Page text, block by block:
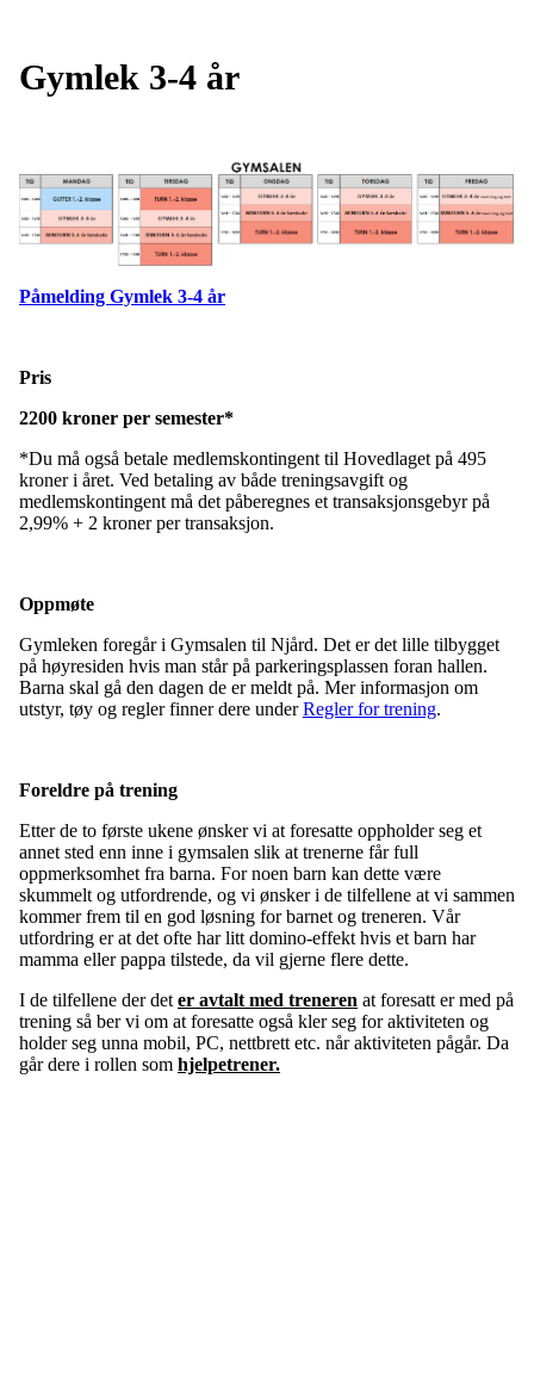
Gymlek 3-4 år
Påmelding Gymlek 3-4 år
Pris
2200 kroner per semester*
*Du må også betale medlemskontingent til Hovedlaget på 495
kroner i året. Ved betaling av både treningsavgift og
medlemskontingent må det påberegnes et transaksjonsgebyr på
2,99% + 2 kroner per transaksjon.
Oppmøte
Gymleken foregår i Gymsalen til Njård. Det er det lille tilbygget
på høyresiden hvis man står på parkeringsplassen foran hallen.
Barna skal gå den dagen de er meldt på. Mer informasjon om
utstyr, tøy og regler finner dere underRegler for trening.
Foreldre på trening
Etter de to første ukene ønsker vi at foresatte oppholder seg et
annet sted enn inne i gymsalen slik at trenerne får full
oppmerksomhet fra barna. For noen barn kan dette være
skummelt og utfordrende, og vi ønsker i de tilfellene at vi sammen
kommer frem til en god løsning for barnet og treneren. Vår
utfordring er at det ofte har litt domino-effekt hvis et barn har
mamma eller pappa tilstede, da vil gjerne flere dette.
I de tilfellene der deter avtalt med treneren at foresatt er med på
trening så ber vi om at foresatte også kler seg for aktiviteten og
holder seg unna mobil, PC, nettbrett etc. når aktiviteten pågår. Da
går dere i rollen som hjelpetrener.